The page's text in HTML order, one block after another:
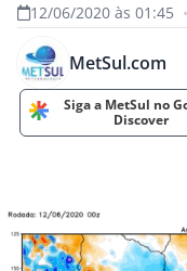
12/06/2020 às 01:45 •
MetSul.com
Siga a MetSul no
Discover